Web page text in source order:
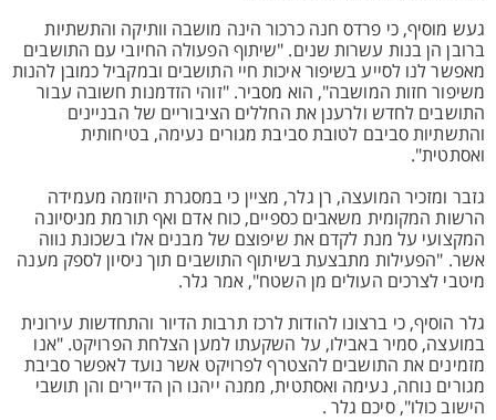
געש מוסיף, כי פרדס חנה כרכור הינה מושבה וותיקה והתשתיות
ברובן הן בנות עשרות שנים. "שיתוף הפעולה החיובי עם התושבים
מאפשר לנו לסייע בשיפור איכות חיי התושבים ובמקביל כמובן להנות
משיפור חזות המושבה", הוא מסביר. "זוהי הזדמנות חשובה עבור
התושבים לחדש ולרענן את החללים הציבוריים של הבניינים
והתשתיות סביבם לטובת סביבת מגורים נעימה, בטיחותית
ואסתטית".
גזבר ומזכיר המועצה, רן גלר, מציין כי במסגרת היוזמה מעמידה
הרשות המקומית משאבים כספיים, כוח אדם ואף תורמת מניסיונה
המקצועי על מנת לקדם את שיפוצם של מבנים אלו בשכונת נווה
אשר. "הפעילות מתבצעת בשיתוף התושבים תוך ניסיון לספק מענה
מיטבי לצרכים העולים מן השטח", אמר גלר.
גלר הוסיף, כי ברצונו להודות לרכז תרבות הדיור והתחדשות עירונית
במועצה, סמיר באבילו, על השקעתו למען הצלחת הפרויקט. "אנו
מזמינים את התושבים להצטרף לפרויקט אשר נועד לאפשר סביבת
מגורים נוחה, נעימה ואסתטית, ממנה ייהנו הן הדיירים והן תושבי
הישוב כולו", סיכם גלר .